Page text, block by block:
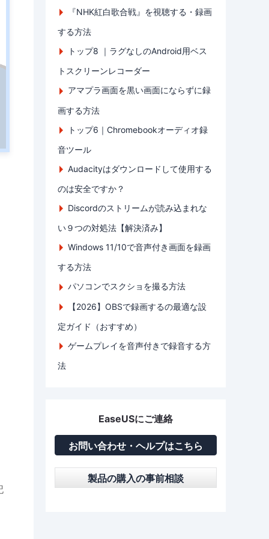
『NHK紅白歌合戦』を視聴する・録画
する方法
トップ8 ｜ラグなしのAndroid用ベス
トスクリーンレコーダー
アマプラ画面を黒い画面にならずに録
画する方法
トップ6｜Chromebookオーディオ録
音ツール
Audacityはダウンロードして使用する
のは安全ですか？
Discordのストリームが読み込まれな
い９つの対処法【解決済み】
Windows 11/10で音声付き画面を録画
する方法
パソコンでスクショを撮る方法
【2026】OBSで録画するの最適な設
定ガイド（おすすめ）
ゲームプレイを音声付きで録音する方
法
EaseUSにご連絡
お問い合わせ・ヘルプはこちら
製品の購入の事前相談